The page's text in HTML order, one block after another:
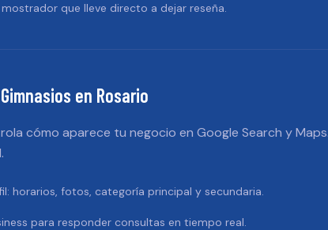
que lleve directo a dejar reseña.
Gimnasios en Rosario
cómo aparece tu negocio en Google Search y
horarios, fotos, categoría principal y secundaria.
para responder consultas en tiempo real.